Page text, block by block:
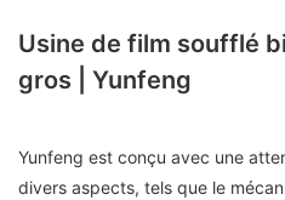
Usine de film soufflé
gros | Yunfeng
Yunfeng est conçu avec une
divers aspects, tels que le